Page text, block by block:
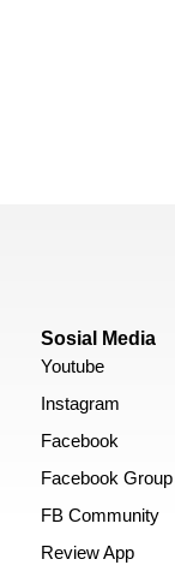
Sosial Media
Youtube
Instagram
Facebook
Facebook Group
FB Community
Review App